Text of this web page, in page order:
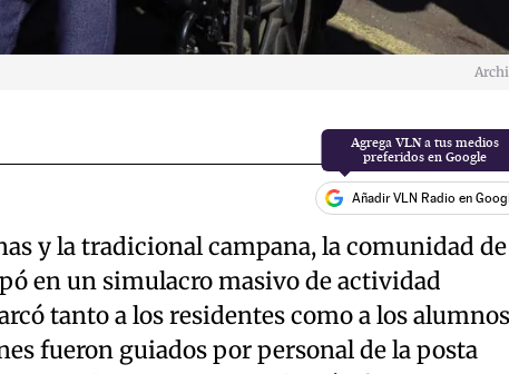
Añadir VLN Radio en
y la tradicional campana, la comunidad de
en un simulacro masivo de actividad
tanto a los residentes como a los alumnos
fueron guiados por personal de la posta